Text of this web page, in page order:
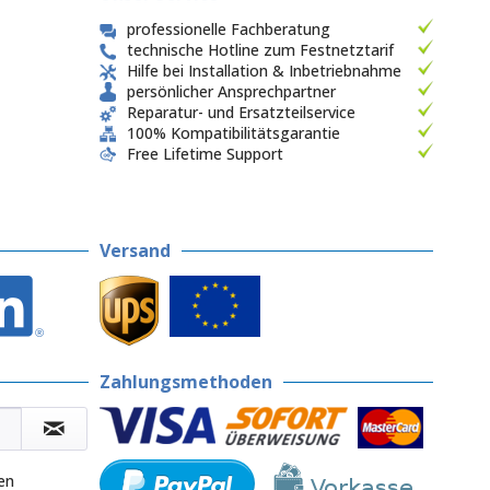
professionelle Fachberatung
technische Hotline zum Festnetztarif
Hilfe bei Installation & Inbetriebnahme
persönlicher Ansprechpartner
Reparatur- und Ersatzteilservice
100% Kompatibilitätsgarantie
Free Lifetime Support
Versand
Zahlungsmethoden